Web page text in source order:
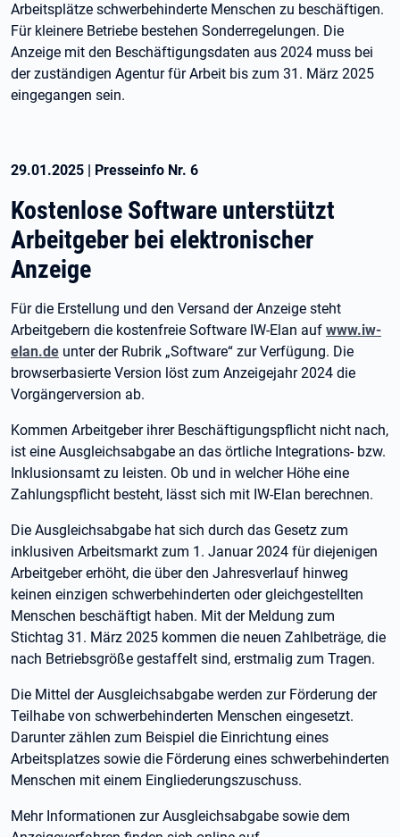
Arbeitsplätze schwerbehinderte Menschen zu beschäftigen.
Für kleinere Betriebe bestehen Sonderregelungen. Die
Anzeige mit den Beschäftigungsdaten aus 2024 muss bei
der zuständigen Agentur für Arbeit bis zum 31. März 2025
eingegangen sein.
29.01.2025 | Presseinfo Nr. 6
Kostenlose Software unterstützt
Arbeitgeber bei elektronischer
Anzeige
Für die Erstellung und den Versand der Anzeige steht
Arbeitgebern die kostenfreie Software IW-Elan auf www.iw-
elan.de unter der Rubrik „Software“ zur Verfügung. Die
browserbasierte Version löst zum Anzeigejahr 2024 die
Vorgängerversion ab.
Kommen Arbeitgeber ihrer Beschäftigungspflicht nicht nach,
ist eine Ausgleichsabgabe an das örtliche Integrations- bzw.
Inklusionsamt zu leisten. Ob und in welcher Höhe eine
Zahlungspflicht besteht, lässt sich mit IW-Elan berechnen.
Die Ausgleichsabgabe hat sich durch das Gesetz zum
inklusiven Arbeitsmarkt zum 1. Januar 2024 für diejenigen
Arbeitgeber erhöht, die über den Jahresverlauf hinweg
keinen einzigen schwerbehinderten oder gleichgestellten
Menschen beschäftigt haben. Mit der Meldung zum
Stichtag 31. März 2025 kommen die neuen Zahlbeträge, die
nach Betriebsgröße gestaffelt sind, erstmalig zum Tragen.
Die Mittel der Ausgleichsabgabe werden zur Förderung der
Teilhabe von schwerbehinderten Menschen eingesetzt.
Darunter zählen zum Beispiel die Einrichtung eines
Arbeitsplatzes sowie die Förderung eines schwerbehinderten
Menschen mit einem Eingliederungszuschuss.
Mehr Informationen zur Ausgleichsabgabe sowie dem